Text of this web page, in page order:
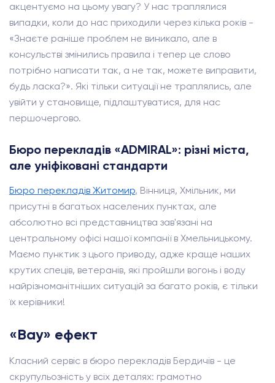
акцентуємо на цьому увагу? У нас траплялися
випадки, коли до нас приходили через кілька років -
«Знаєте раніше проблем не виникало, але в
консульстві змінились правила і тепер це слово
потрібно написати так, а не так, можете виправити,
будь ласка?». Які тільки ситуації не траплялись, але
увійти у становище, підлаштуватися, для нас
першочергово.
Бюро перекладів «ADMIRAL»: різні міста,
але уніфіковані стандарти
Бюро перекладів Житомир, Вінниця, Хмільник, ми
присутні в багатьох населених пунктах, але
абсолютно всі представництва зав'язані на
центральному офісі нашої компанії в Хмельницькому.
Маємо пунктик з цього приводу, адже краще наших
крутих спеців, ветеранів, які пройшли вогонь і воду
найрізноманітніших ситуацій за багато років, є тільки
їх керівники!
«Вау» ефект
Класний сервіс в бюро перекладів Бердичів - це
скрупульозність у всіх деталях: грамотно